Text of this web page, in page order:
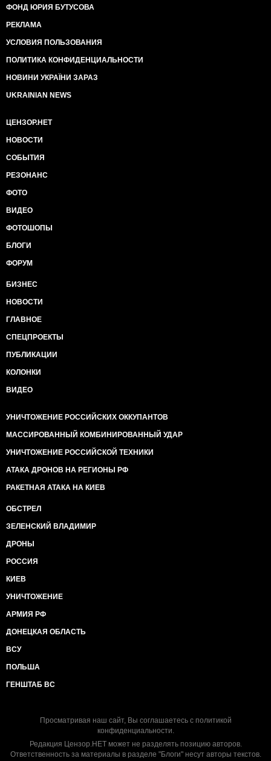
ФОНД ЮРИЯ БУТУСОВА
РЕКЛАМА
УСЛОВИЯ ПОЛЬЗОВАНИЯ
ПОЛИТИКА КОНФИДЕНЦИАЛЬНОСТИ
НОВИНИ УКРАЇНИ ЗАРАЗ
UKRAINIAN NEWS
ЦЕНЗОР.НЕТ
НОВОСТИ
СОБЫТИЯ
РЕЗОНАНС
ФОТО
ВИДЕО
ФОТОШОПЫ
БЛОГИ
ФОРУМ
БИЗНЕС
НОВОСТИ
ГЛАВНОЕ
СПЕЦПРОЕКТЫ
ПУБЛИКАЦИИ
КОЛОНКИ
ВИДЕО
УНИЧТОЖЕНИЕ РОССИЙСКИХ ОККУПАНТОВ
МАССИРОВАННЫЙ КОМБИНИРОВАННЫЙ УДАР
УНИЧТОЖЕНИЕ РОССИЙСКОЙ ТЕХНИКИ
АТАКА ДРОНОВ НА РЕГИОНЫ РФ
РАКЕТНАЯ АТАКА НА КИЕВ
ОБСТРЕЛ
ЗЕЛЕНСКИЙ ВЛАДИМИР
ДРОНЫ
РОССИЯ
КИЕВ
УНИЧТОЖЕНИЕ
АРМИЯ РФ
ДОНЕЦКАЯ ОБЛАСТЬ
ВСУ
ПОЛЬША
ГЕНШТАБ ВС
Просматривая наш сайт, Вы соглашаетесь с политикой
конфиденциальности.
Редакция Цензор.НЕТ может не разделять позицию авторов.
Ответственность за материалы в разделе "Блоги" несут авторы текстов.